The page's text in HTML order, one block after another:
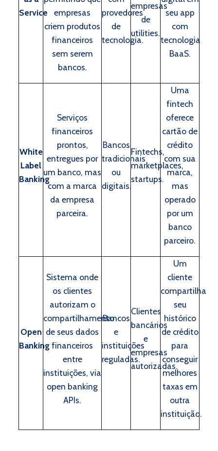
Service
empresas
criem produtos
financeiros
sem serem
bancos.
provedores
de
tecnologia.
empresas
de
utilities.
seu app
com
tecnologia
BaaS.
White
Label
Banking
Serviços
financeiros
prontos,
entregues por
um banco, mas
com a marca
da empresa
parceira.
Bancos
tradicionais
ou
digitais.
Fintechs,
marketplaces,
startups.
Uma
fintech
oferece
cartão de
crédito
com sua
marca,
mas
operado
por um
banco
parceiro.
Open
Banking
Sistema onde
os clientes
autorizam o
compartilhamento
de seus dados
financeiros
entre
instituições, via
open banking
APIs.
Bancos
e
instituições
reguladas.
Clientes
bancários
e
empresas
autorizadas.
Um
cliente
compartilha
seu
histórico
de crédito
para
conseguir
melhores
taxas em
outra
instituição.